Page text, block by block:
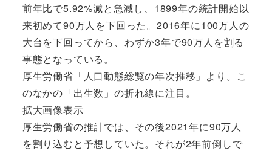
前年比で5.92%減と急減し、1899年の統計開始以
来初めて90万人を下回った。2016年に100万人の
大台を下回ってから、わずか3年で90万人を割る
事態となっている。
厚生労働省「人口動態総覧の年次推移」より。こ
のなかの「出生数」の折れ線に注目。
拡大画像表示
厚生労働省の推計では、その後2021年に90万人
を割り込むと予想していた。それが2年前倒しで